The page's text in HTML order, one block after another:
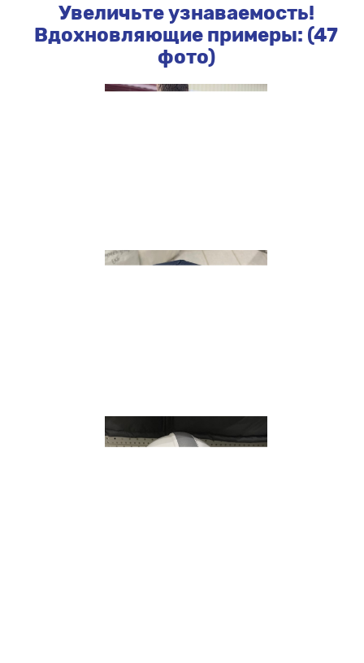
Увеличьте узнаваемость!
Вдохновляющие примеры: (47
фото)